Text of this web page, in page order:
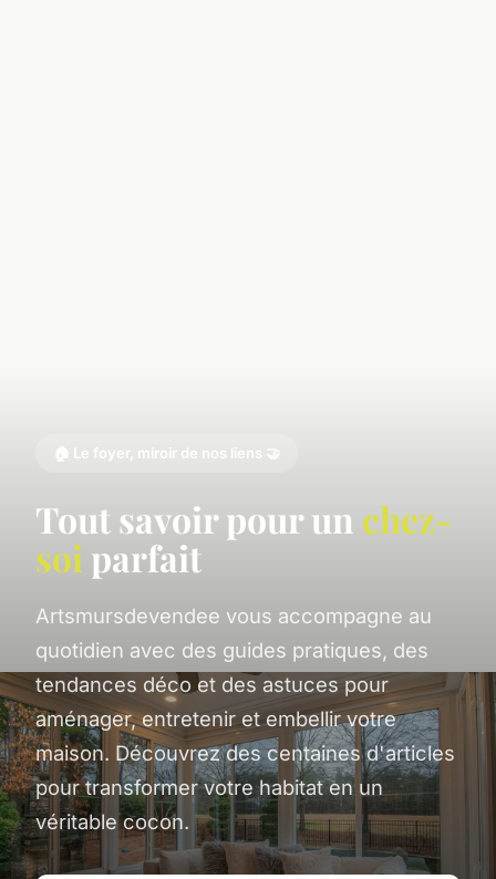
🏠 Le foyer, miroir de nos liens 🤝
Tout savoir pour un chez-
soi parfait
Artsmursdevendee vous accompagne au
quotidien avec des guides pratiques, des
tendances déco et des astuces pour
aménager, entretenir et embellir votre
maison. Découvrez des centaines d'articles
pour transformer votre habitat en un
véritable cocon.